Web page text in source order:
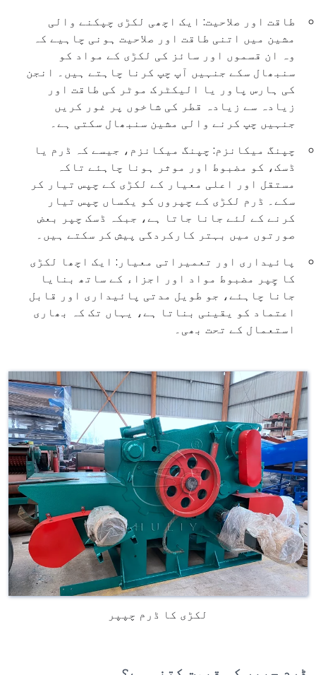
طاقت اور صلاحیت: ایک اچھی لکڑی چپکنے والی
مشین میں اتنی طاقت اور صلاحیت ہونی چاہیے کہ
وہ ان قسموں اور سائز کی لکڑی کے مواد کو
سنبھال سکے جنہیں آپ چپ کرنا چاہتے ہیں۔ انجن
کی ہارس پاور یا الیکٹرک موٹر کی طاقت اور
زیادہ سے زیادہ قطر کی شاخوں پر غور کریں
جنہیں چپ کرنے والی مشین سنبھال سکتی ہے۔
چپنگ میکانزم: چپنگ میکانزم، جیسے کہ ڈرم یا
ڈسک، کو مضبوط اور موثر ہونا چاہئے تاکہ
مستقل اور اعلی معیار کے لکڑی کے چپس تیار کر
سکے۔ ڈرم لکڑی کے چپروں کو یکساں چپس تیار
کرنے کے لئے جانا جاتا ہے، جبکہ ڈسک چپر بعض
صورتوں میں بہتر کارکردگی پیش کر سکتے ہیں۔
پائیداری اور تعمیراتی معیار: ایک اچھا لکڑی
کا چِپر مضبوط مواد اور اجزاء کے ساتھ بنایا
جانا چاہئے، جو طویل مدتی پائیداری اور قابل
اعتماد کو یقینی بناتا ہے، یہاں تک کہ بھاری
استعمال کے تحت بھی۔
لکڑی کا ڈرم چپپر